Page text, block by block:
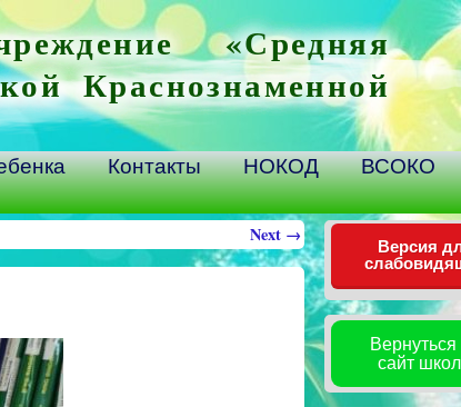
«Средняя
Краснознаменной
Контакты НОКОД
ВСОКО
Next →
Версия
Вернуться
сайт